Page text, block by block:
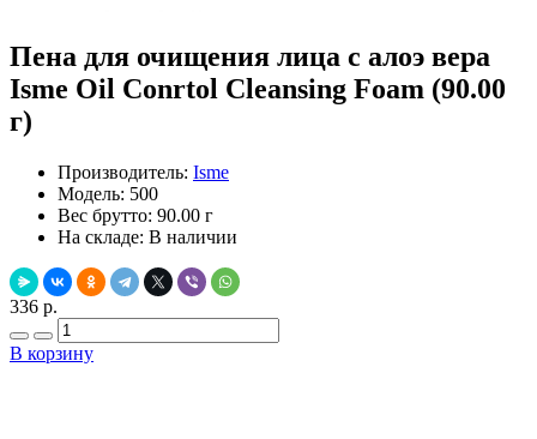
Пена для очищения лица с алоэ вера
Isme Oil Conrtol Cleansing Foam (90.00
г)
Производитель: Isme
Модель: 500
Вес брутто: 90.00 г
На складе: В наличии
336 р.
В корзину